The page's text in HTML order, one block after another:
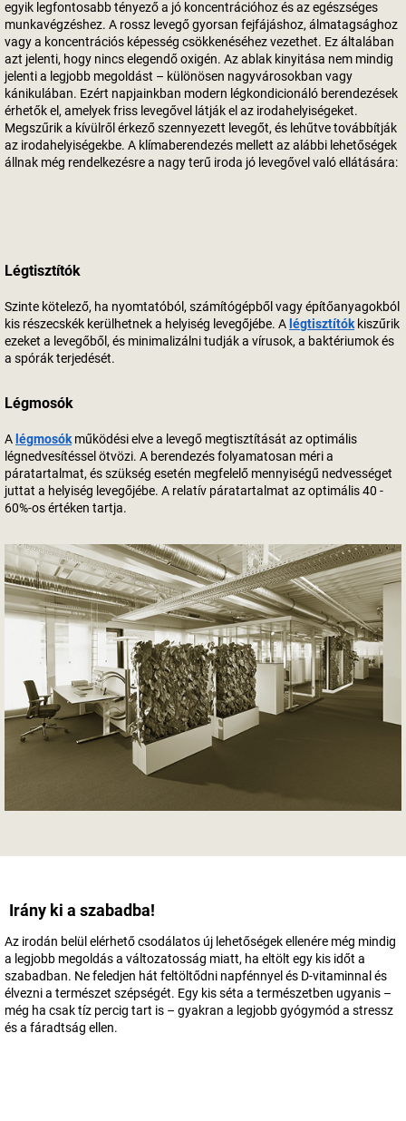
egyik legfontosabb tényező a jó koncentrációhoz és az egészséges
munkavégzéshez. A rossz levegő gyorsan fejfájáshoz, álmatagsághoz
vagy a koncentrációs képesség csökkenéséhez vezethet. Ez általában
azt jelenti, hogy nincs elegendő oxigén. Az ablak kinyitása nem mindig
jelenti a legjobb megoldást – különösen nagyvárosokban vagy
kánikulában. Ezért napjainkban modern légkondicionáló berendezések
érhetők el, amelyek friss levegővel látják el az irodahelyiségeket.
Megszűrik a kívülről érkező szennyezett levegőt, és lehűtve továbbítják
az irodahelyiségekbe. A klímaberendezés mellett az alábbi lehetőségek
állnak még rendelkezésre a nagy terű iroda jó levegővel való ellátására:
Légtisztítók
Szinte kötelező, ha nyomtatóból, számítógépből vagy építőanyagokból
kis részecskék kerülhetnek a helyiség levegőjébe. A légtisztítók kiszűrik
ezeket a levegőből, és minimalizálni tudják a vírusok, a baktériumok és
a spórák terjedését.
Légmosók
A légmosók működési elve a levegő megtisztítását az optimális
légnedvesítéssel ötvözi. A berendezés folyamatosan méri a
páratartalmat, és szükség esetén megfelelő mennyiségű nedvességet
juttat a helyiség levegőjébe. A relatív páratartalmat az optimális 40 -
60%-os értéken tartja.
Irány ki a szabadba!
Az irodán belül elérhető csodálatos új lehetőségek ellenére még mindig
a legjobb megoldás a változatosság miatt, ha eltölt egy kis időt a
szabadban. Ne feledjen hát feltöltődni napfénnyel és D-vitaminnal és
élvezni a természet szépségét. Egy kis séta a természetben ugyanis –
még ha csak tíz percig tart is – gyakran a legjobb gyógymód a stressz
és a fáradtság ellen.